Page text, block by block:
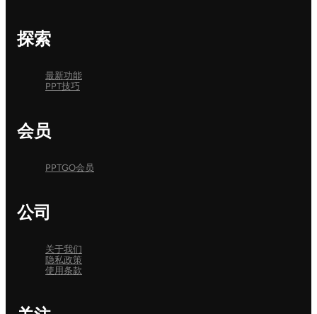
探索
最新功能
PPT技巧
会员
PPTGO会员
公司
关于我们
隐私政策
使用条款